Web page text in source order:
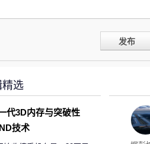
发布
精选
代3D内存与突破性
技术